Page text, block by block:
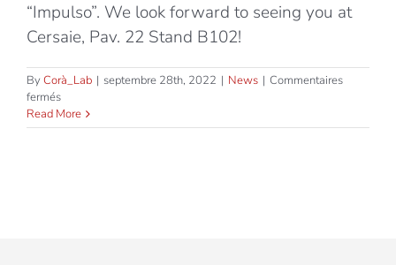
“Impulso”. We look forward to seeing you at
Cersaie, Pav. 22 Stand B102!
By Corà_Lab | septembre 28th, 2022 | News | Commentaires
ferméssur
Let’s
meet
Read More